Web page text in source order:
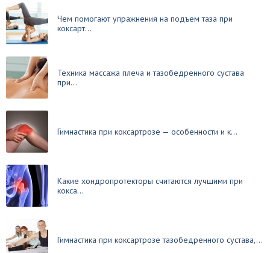
Чем помогают упражнения на подъем таза при
коксарт...
Техника массажа плеча и тазобедренного сустава
при...
Гимнастика при коксартрозе — особенности и к...
Какие хондропротекторы считаются лучшими при
кокса...
Гимнастика при коксартрозе тазобедренного сустава,...